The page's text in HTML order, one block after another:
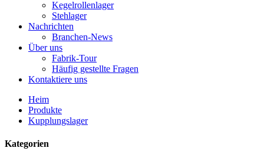
Kegelrollenlager
Stehlager
Nachrichten
Branchen-News
Über uns
Fabrik-Tour
Häufig gestellte Fragen
Kontaktiere uns
Heim
Produkte
Kupplungslager
Kategorien